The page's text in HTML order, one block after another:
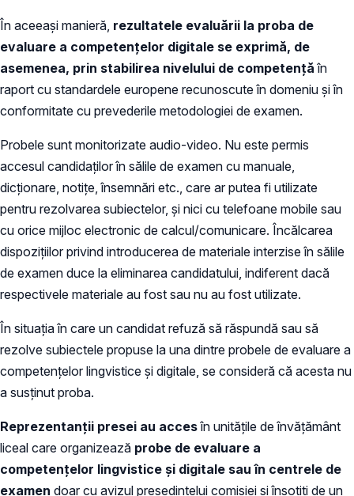
În aceeași manieră, rezultatele evaluării la proba de
evaluare a competenţelor digitale se exprimă, de
asemenea, prin stabilirea nivelului de competenţă în
raport cu standardele europene recunoscute în domeniu şi în
conformitate cu prevederile metodologiei de examen.
Probele sunt monitorizate audio-video. Nu este permis
accesul candidaţilor în sălile de examen cu manuale,
dicţionare, notiţe, însemnări etc., care ar putea fi utilizate
pentru rezolvarea subiectelor, şi nici cu telefoane mobile sau
cu orice mijloc electronic de calcul/comunicare. Încălcarea
dispoziţiilor privind introducerea de materiale interzise în sălile
de examen duce la eliminarea candidatului, indiferent dacă
respectivele materiale au fost sau nu au fost utilizate.
În situația în care un candidat refuză să răspundă sau să
rezolve subiectele propuse la una dintre probele de evaluare a
competenţelor lingvistice şi digitale, se consideră că acesta nu
a susţinut proba.
Reprezentanţii presei au accesîn unităţile de învăţământ
liceal care organizează probe de evaluare a
competenţelor lingvistice și digitale sau în centrele de
examen doar cu avizul preşedintelui comisiei şi însoţiţi de un